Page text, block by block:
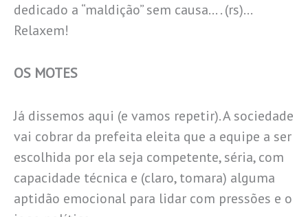
dedicado a “maldição” sem causa… . (rs)…
Relaxem!
OS MOTES
Já dissemos aqui (e vamos repetir). A sociedade
vai cobrar da prefeita eleita que a equipe a ser
escolhida por ela seja competente, séria, com
capacidade técnica e (claro, tomara) alguma
aptidão emocional para lidar com pressões e o